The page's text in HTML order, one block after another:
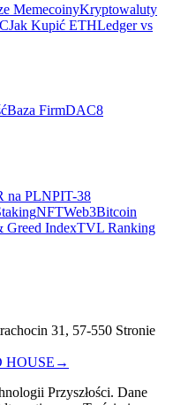
MemecoinyKryptowaluty
Jak Kupić ETHLedger vs
Baza FirmDAC8
na PLNPIT-38
NFTWeb3Bitcoin
Greed IndexTVL Ranking
31, 57-550 Stronie
HOUSE →
Przyszłości. Dane